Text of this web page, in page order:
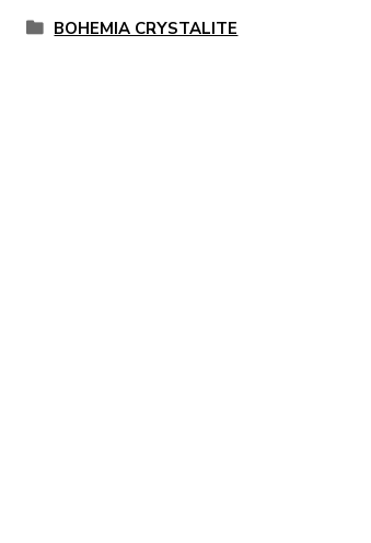
BOHEMIA CRYSTALITE